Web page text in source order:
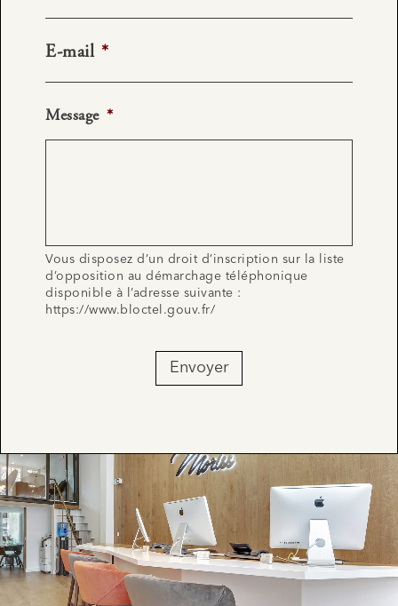
E-mail *
Message *
Vous disposez d’un droit d’inscription sur la liste
d’opposition au démarchage téléphonique
disponible à l’adresse suivante :
https://www.bloctel.gouv.fr/
Envoyer